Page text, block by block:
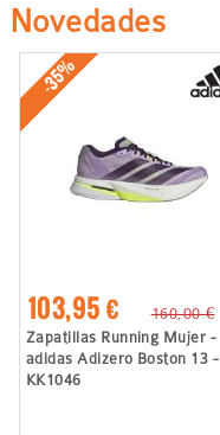
Novedades
-35%
103,95 €
160,00 €
Zapatillas Running Mujer -
adidas Adizero Boston 13 -
KK1046